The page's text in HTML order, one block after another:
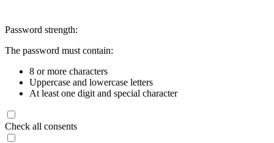
Password strength:
The password must contain:
8 or more characters
Uppercase and lowercase letters
At least one digit and special character
Check all consents